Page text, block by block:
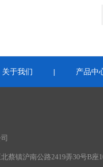
关于我们 | 产品中
蔡镇沪南公路2419弄30号B座